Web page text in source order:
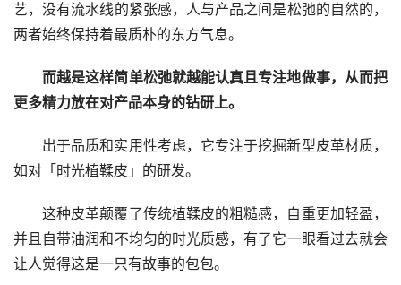
艺，没有流水线的紧张感，人与产品之间是松弛的自然的，
两者始终保持着最质朴的东方气息。
而越是这样简单松弛就越能认真且专注地做事，从而把
更多精力放在对产品本身的钻研上。
出于品质和实用性考虑，它专注于挖掘新型皮革材质，
如对「时光植鞣皮」的研发。
这种皮革颠覆了传统植鞣皮的粗糙感，自重更加轻盈，
并且自带油润和不均匀的时光质感，有了它一眼看过去就会
让人觉得这是一只有故事的包包。